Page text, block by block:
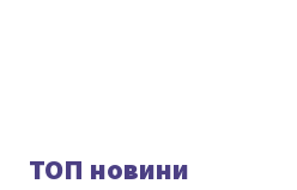
ТОП новини